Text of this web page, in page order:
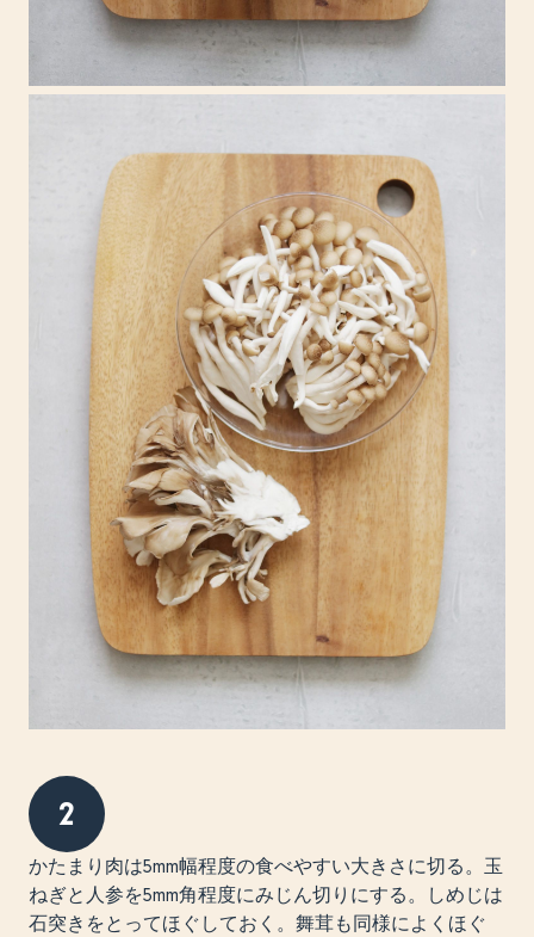
2
かたまり肉は5mm幅程度の食べやすい大きさに切る。玉
ねぎと人参を5mm角程度にみじん切りにする。しめじは
石突きをとってほぐしておく。舞茸も同様によくほぐ